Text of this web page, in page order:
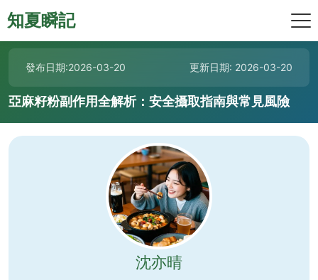
知夏瞬記
發布日期:2026-03-20 更新日期: 2026-03-20
亞麻籽粉副作用全解析：安全攝取指南與常見風險
沈亦晴